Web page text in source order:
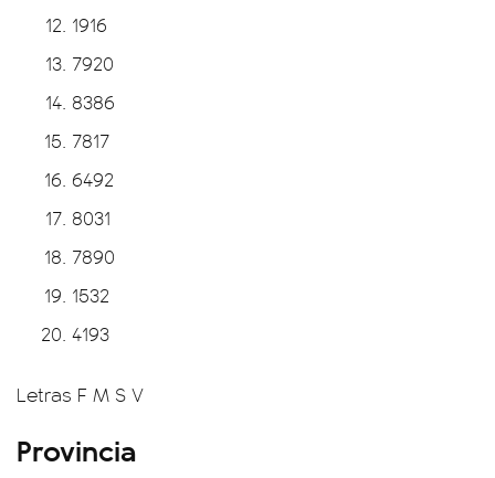
1916
7920
8386
7817
6492
8031
7890
1532
4193
Letras F M S V
Provincia